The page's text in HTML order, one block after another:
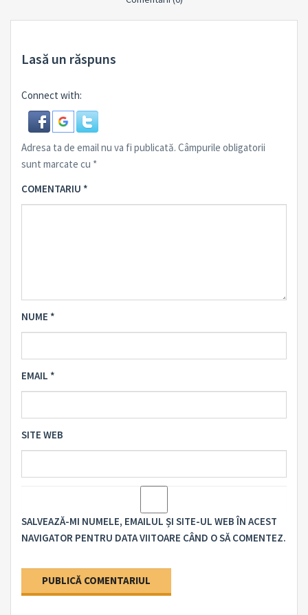
Lasă un răspuns
Connect with:
Adresa ta de email nu va fi publicată. Câmpurile obligatorii
sunt marcate cu *
COMENTARIU *
NUME *
EMAIL *
SITE WEB
SALVEAZĂ-MI NUMELE, EMAILUL ȘI SITE-UL WEB ÎN ACEST
NAVIGATOR PENTRU DATA VIITOARE CÂND O SĂ COMENTEZ.